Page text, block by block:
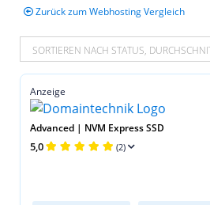
Zurück zum Webhosting Vergleich
SORTIEREN NACH STATUS,
Anzeige
Advanced | NVM Express SSD
5,0 (2)